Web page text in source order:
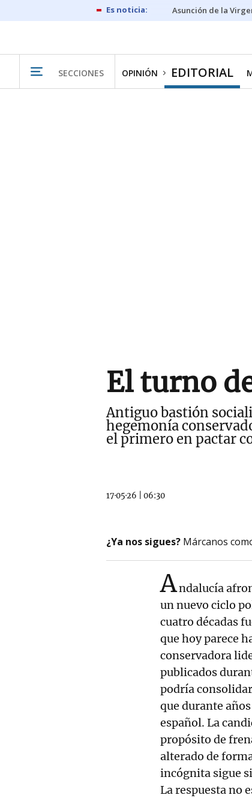
Asunción de la
SECCIONES OPINIÓN EDITORIAL
El turno
Antiguo bastión
hegemonía
el primero en pactar
17·05·26 06:30
¿Ya nos sigues? Márcanos
Andalucía
un nuevo ciclo
cuatro décadas
que hoy parece
conservadora
publicados
podría
que durante
español. La
propósito de
alterado de
incógnita sigue
La respuesta no